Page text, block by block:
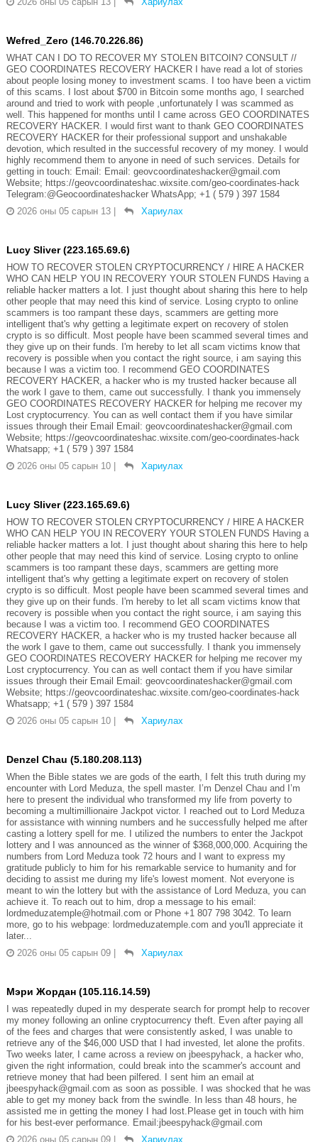
Wefred_Zero (146.70.226.86)
WHAT CAN I DO TO RECOVER MY STOLEN BITCOIN? CONSULT //
GEO COORDINATES RECOVERY HACKER I have read a lot of stories
about people losing money to investment scams. I too have been a victim
of this scams. I lost about $700 in Bitcoin some months ago, I searched
around and tried to work with people ,unfortunately I was scammed as
well. This happened for months until I came across GEO COORDINATES
RECOVERY HACKER. I would first want to thank GEO COORDINATES
RECOVERY HACKER for their professional support and unshakable
devotion, which resulted in the successful recovery of my money. I would
highly recommend them to anyone in need of such services. Details for
getting in touch: Email: Email: geovcoordinateshacker@gmail.com
Website; https://geovcoordinateshac.wixsite.com/geo-coordinates-hack
Telegram:@Geocoordinateshacker WhatsApp; +1 ( 579 ) 397 1584
2026 оны 05 сарын 13 | Хариулах
Lucy Sliver (223.165.69.6)
HOW TO RECOVER STOLEN CRYPTOCURRENCY / HIRE A HACKER
WHO CAN HELP YOU IN RECOVERY YOUR STOLEN FUNDS Having a
reliable hacker matters a lot. I just thought about sharing this here to help
other people that may need this kind of service. Losing crypto to online
scammers is too rampant these days, scammers are getting more
intelligent that's why getting a legitimate expert on recovery of stolen
crypto is so difficult. Most people have been scammed several times and
they give up on their funds. I'm hereby to let all scam victims know that
recovery is possible when you contact the right source, i am saying this
because I was a victim too. I recommend GEO COORDINATES
RECOVERY HACKER, a hacker who is my trusted hacker because all
the work I gave to them, came out successfully. I thank you immensely
GEO COORDINATES RECOVERY HACKER for helping me recover my
Lost cryptocurrency. You can as well contact them if you have similar
issues through their Email Email: geovcoordinateshacker@gmail.com
Website; https://geovcoordinateshac.wixsite.com/geo-coordinates-hack
Whatsapp; +1 ( 579 ) 397 1584
2026 оны 05 сарын 10 | Хариулах
Lucy Sliver (223.165.69.6)
HOW TO RECOVER STOLEN CRYPTOCURRENCY / HIRE A HACKER
WHO CAN HELP YOU IN RECOVERY YOUR STOLEN FUNDS Having a
reliable hacker matters a lot. I just thought about sharing this here to help
other people that may need this kind of service. Losing crypto to online
scammers is too rampant these days, scammers are getting more
intelligent that's why getting a legitimate expert on recovery of stolen
crypto is so difficult. Most people have been scammed several times and
they give up on their funds. I'm hereby to let all scam victims know that
recovery is possible when you contact the right source, i am saying this
because I was a victim too. I recommend GEO COORDINATES
RECOVERY HACKER, a hacker who is my trusted hacker because all
the work I gave to them, came out successfully. I thank you immensely
GEO COORDINATES RECOVERY HACKER for helping me recover my
Lost cryptocurrency. You can as well contact them if you have similar
issues through their Email Email: geovcoordinateshacker@gmail.com
Website; https://geovcoordinateshac.wixsite.com/geo-coordinates-hack
Whatsapp; +1 ( 579 ) 397 1584
2026 оны 05 сарын 10 | Хариулах
Denzel Chau (5.180.208.113)
When the Bible states we are gods of the earth, I felt this truth during my
encounter with Lord Meduza, the spell master. I’m Denzel Chau and I’m
here to present the individual who transformed my life from poverty to
becoming a multimillionaire Jackpot victor. I reached out to Lord Meduza
for assistance with winning numbers and he successfully helped me after
casting a lottery spell for me. I utilized the numbers to enter the Jackpot
lottery and I was announced as the winner of $368,000,000. Acquiring the
numbers from Lord Meduza took 72 hours and I want to express my
gratitude publicly to him for his remarkable service to humanity and for
deciding to assist me during my life's lowest moment. Not everyone is
meant to win the lottery but with the assistance of Lord Meduza, you can
achieve it. To reach out to him, drop a message to his email:
lordmeduzatemple@hotmail.com or Phone +1 807 798 3042. To learn
more, go to his webpage: lordmeduzatemple.com and you'll appreciate it
later...
2026 оны 05 сарын 09 | Хариулах
Мэри Жордан (105.116.14.59)
I was repeatedly duped in my desperate search for prompt help to recover
my money following an online cryptocurrency theft. Even after paying all
of the fees and charges that were consistently asked, I was unable to
retrieve any of the $46,000 USD that I had invested, let alone the profits.
Two weeks later, I came across a review on jbeespyhack, a hacker who,
given the right information, could break into the scammer's account and
retrieve money that had been pilfered. I sent him an email at
jbeespyhack@gmail.com as soon as possible. I was shocked that he was
able to get my money back from the swindle. In less than 48 hours, he
assisted me in getting the money I had lost.Please get in touch with him
for his best-ever performance. Email:jbeespyhack@gmail.com
2026 оны 05 сарын 09 | Хариулах